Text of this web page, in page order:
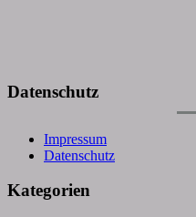
Datenschutz
Impressum
Datenschutz
Kategorien